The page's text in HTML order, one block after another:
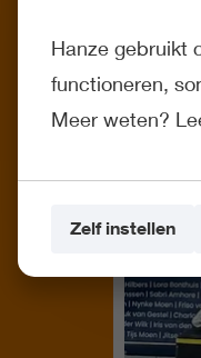
Hanze gebruikt
functioneren,
Meer weten?
Zelf instellen